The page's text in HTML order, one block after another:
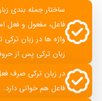
ساختار جمله بندی
فاعل، مفعول و فعل
واژه ها در زبان
زبان ترکی پس از
در زبان ترکی صرف
فاعل هم خوانی دارد.